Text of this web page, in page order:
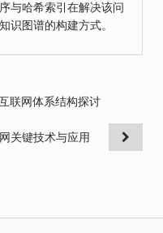
与哈希索引在解决该问
识图谱的构建方式。
联网体系结构探讨
关键技术与应用